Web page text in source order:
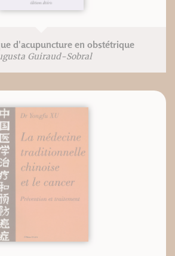
d'acupuncture en obstétrique
Guiraud-Sobral